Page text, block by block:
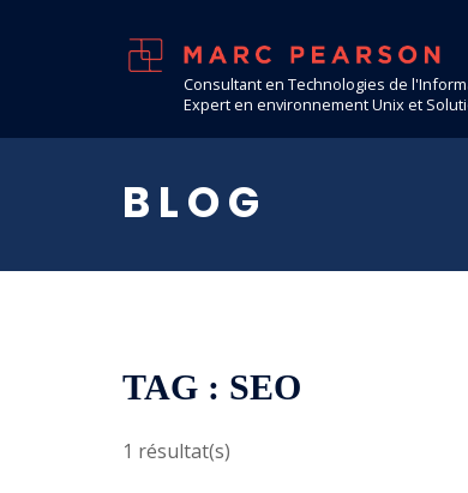
Consultant en Technologies de
Expert en environnement Unix et
BLOG
TAG : SEO
1 résultat(s)